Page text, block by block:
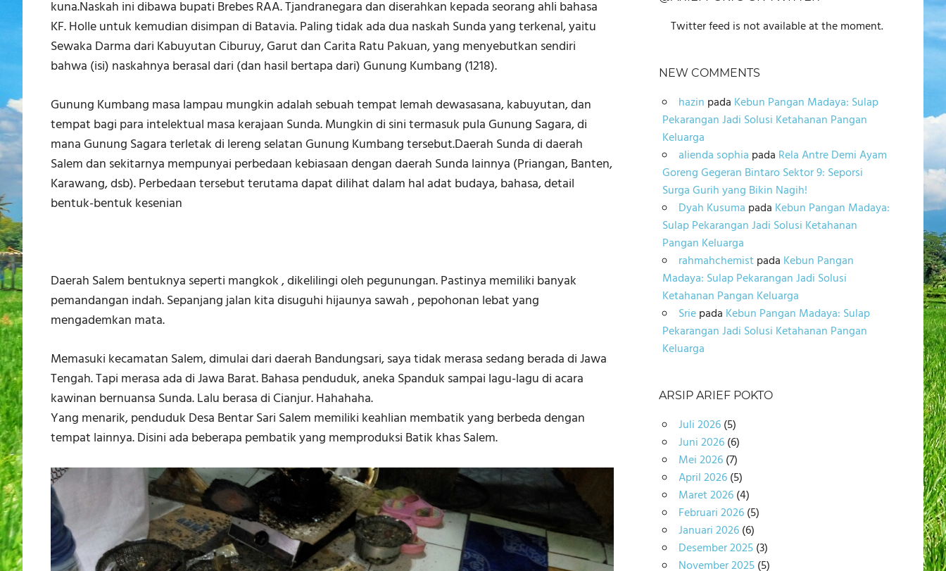
kuna.Naskah ini dibawa bupati Brebes RAA. Tjandranegara dan diserahkan kepada seorang ahli bahasa
KF. Holle untuk kemudian disimpan di Batavia. Paling tidak ada dua naskah Sunda yang terkenal, yaitu
Sewaka Darma dari Kabuyutan Ciburuy, Garut dan Carita Ratu Pakuan, yang menyebutkan sendiri
bahwa (isi) naskahnya berasal dari (dan hasil bertapa dari) Gunung Kumbang (1218).
Gunung Kumbang masa lampau mungkin adalah sebuah tempat lemah dewasasana, kabuyutan, dan
tempat bagi para intelektual masa kerajaan Sunda. Mungkin di sini termasuk pula Gunung Sagara, di
mana Gunung Sagara terletak di lereng selatan Gunung Kumbang tersebut.Daerah Sunda di daerah
Salem dan sekitarnya mempunyai perbedaan kebiasaan dengan daerah Sunda lainnya (Priangan, Banten,
Karawang, dsb). Perbedaan tersebut terutama dapat dilihat dalam hal adat budaya, bahasa, detail
bentuk-bentuk kesenian
Daerah Salem bentuknya seperti mangkok , dikelilingi oleh pegunungan. Pastinya memiliki banyak
pemandangan indah. Sepanjang jalan kita disuguhi hijaunya sawah , pepohonan lebat yang
mengademkan mata.
Memasuki kecamatan Salem, dimulai dari daerah Bandungsari, saya tidak merasa sedang berada di Jawa
Tengah. Tapi merasa ada di Jawa Barat. Bahasa penduduk, aneka Spanduk sampai lagu-lagu di acara
kawinan bernuansa Sunda. Lalu berasa di Cianjur. Hahahaha.
Yang menarik, penduduk Desa Bentar Sari Salem memiliki keahlian membatik yang berbeda dengan
tempat lainnya. Disini ada beberapa pembatik yang memproduksi Batik khas Salem.
Twitter feed is not available at the moment.
NEW COMMENTS
hazin pada Kebun Pangan Madaya: Sulap
Pekarangan Jadi Solusi Ketahanan Pangan
Keluarga
alienda sophia pada Rela Antre Demi Ayam
Goreng Gegeran Bintaro Sektor 9: Seporsi
Surga Gurih yang Bikin Nagih!
Dyah Kusuma pada Kebun Pangan Madaya:
Sulap Pekarangan Jadi Solusi Ketahanan
Pangan Keluarga
rahmahchemistpada Kebun Pangan
Madaya: Sulap Pekarangan Jadi Solusi
Ketahanan Pangan Keluarga
Sriepada Kebun Pangan Madaya: Sulap
Pekarangan Jadi Solusi Ketahanan Pangan
Keluarga
ARSIP ARIEF POKTO
Juli 2026(5)
Juni 2026(6)
Mei 2026(7)
April 2026(5)
Maret 2026(4)
Februari 2026(5)
Januari 2026(6)
Desember 2025(3)
November 2025(5)